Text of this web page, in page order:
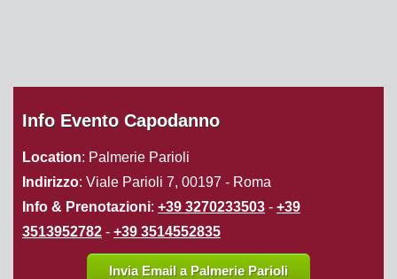
Info Evento Capodanno
Location: Palmerie Parioli
Indirizzo: Viale Parioli 7, 00197 - Roma
Info & Prenotazioni: +39 3270233503 - +39
3513952782 - +39 3514552835
Invia Email a Palmerie Parioli